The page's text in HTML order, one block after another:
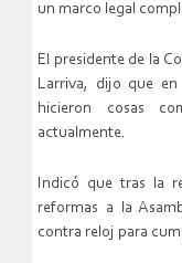
un marco legal
El presidente de la
Larriva, dijo que
hicieron cosas
actualmente.
Indicó que tras la
reformas a la
contra reloj para